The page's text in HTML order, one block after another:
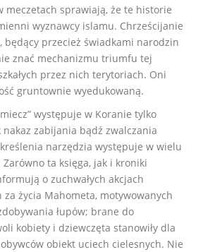
meczetach sprawiają, że te historie
wyznawcy islamu. Chrześcijanie
będący przecież świadkami narodzin
znać mechanizmu triumfu tej
przez nich terytoriach. Oni
gruntownie wyedukowaną.
występuje w Koranie tylko
nakaz zabijania bądź zwalczania
narzędzia występuje w wielu
ta księga, jak i kroniki
o zuchwałych akcjach
życia Mahometa, motywowanych
łupów; brane do
kobiety i dziewczęta stanowiły dla
obiekt uciech cielesnych. Nie